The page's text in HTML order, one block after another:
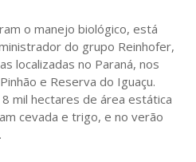
o manejo biológico, está
do grupo Reinhofer,
localizadas no Paraná, nos
e Reserva do Iguaçu.
mil hectares de área estática
cevada e trigo, e no verão